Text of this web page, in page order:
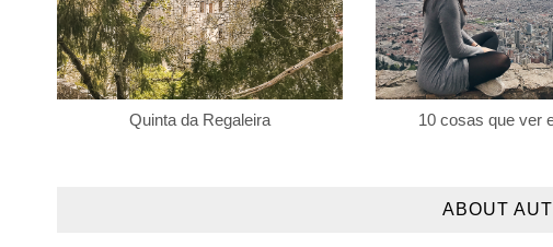
Quinta da Regaleira 10 cosas que ver
ABOUT